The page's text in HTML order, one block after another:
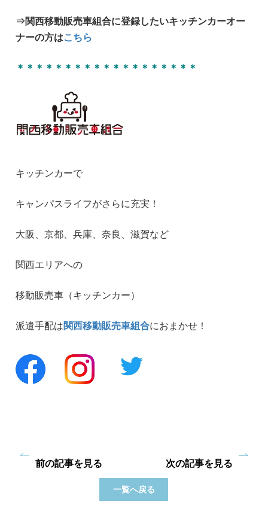
⇒関西移動販売車組合に登録したいキッチンカーオー
ナーの方はこちら
＊＊＊＊＊＊＊＊＊＊＊＊＊＊＊＊＊＊＊
キッチンカーで
キャンパスライフがさらに充実！
大阪、京都、兵庫、奈良、滋賀など
関西エリアへの
移動販売車（キッチンカー）
派遣手配は関西移動販売車組合におまかせ！
前の記事を見る
一覧へ戻る
次の記事を見る